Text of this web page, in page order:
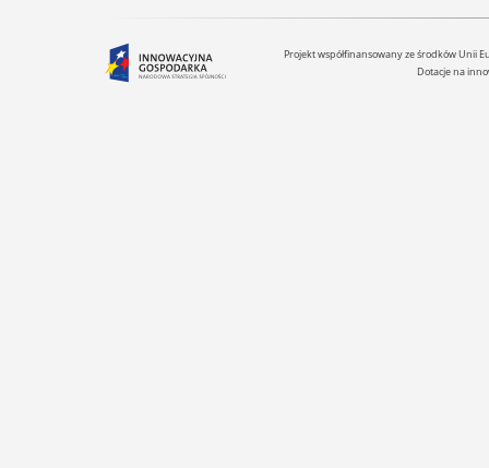
Projekt współfinansowany ze środków Unii
Dotacje na